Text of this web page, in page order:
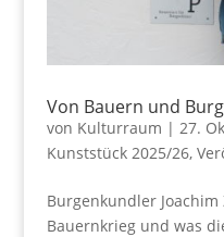
Von Bauern und
von Kulturraum | 27.
Kunststück 2025/26,
Burgenkundler
Bauernkrieg und was